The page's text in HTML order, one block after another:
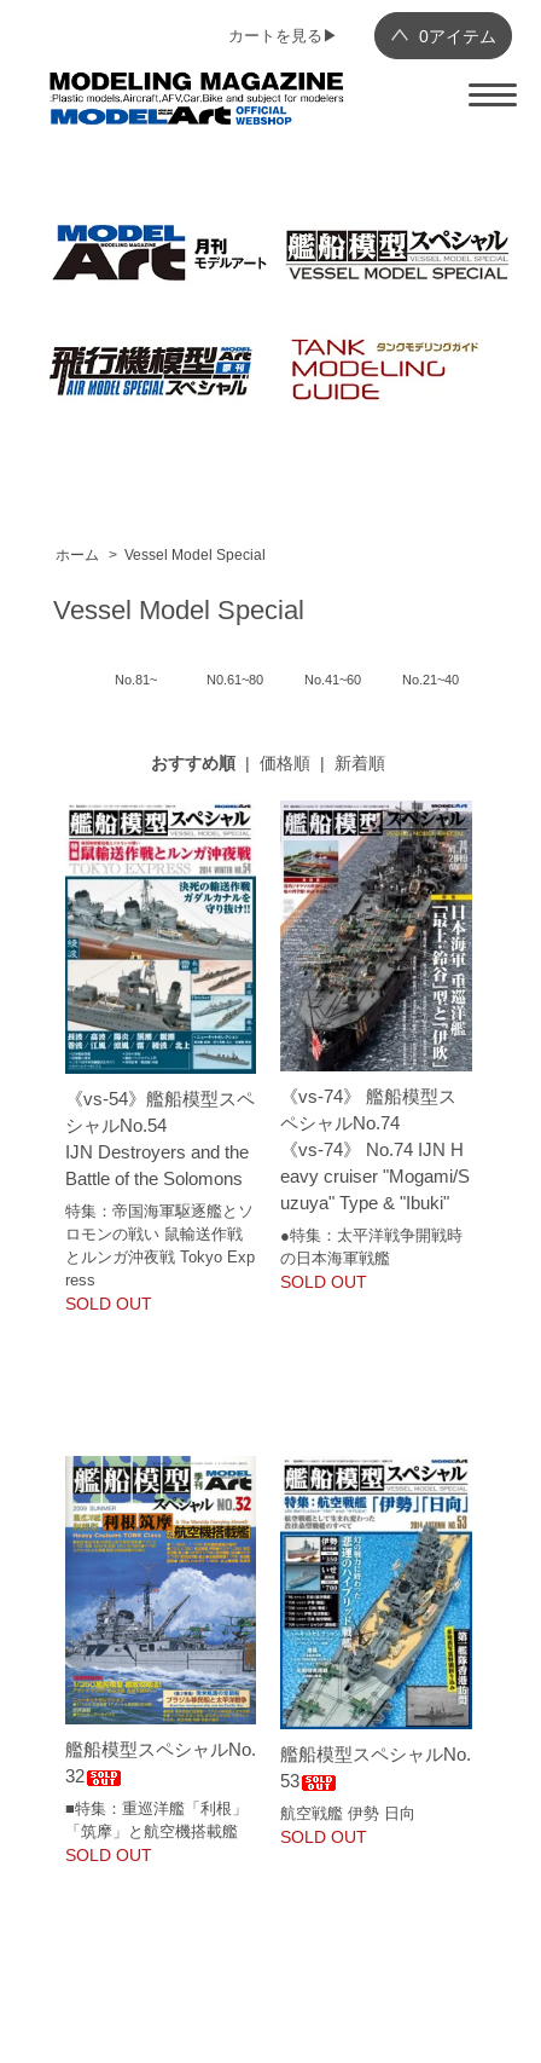
0アイテム
カートを見る▶︎
ホーム > Vessel Model Special
Vessel Model Special
No.81~ N0.61~80 No.41~60 No.21~40
おすすめ順 |価格順 | 新着順
《vs-54》艦船模型スペ
シャルNo.54
IJN Destroyers and the
Battle of the Solomons
特集：帝国海軍駆逐艦とソ
ロモンの戦い 鼠輸送作戦
とルンガ沖夜戦 Tokyo Exp
ress
SOLD OUT
《vs-74》 艦船模型ス
ペシャルNo.74
《vs-74》 No.74 IJN H
eavy cruiser "Mogami/S
uzuya" Type & "Ibuki"
●特集：太平洋戦争開戦時
の日本海軍戦艦
SOLD OUT
艦船模型スペシャルNo.
32
■特集：重巡洋艦「利根」
「筑摩」と航空機搭載艦
SOLD OUT
艦船模型スペシャルNo.
53
航空戦艦 伊勢 日向
SOLD OUT